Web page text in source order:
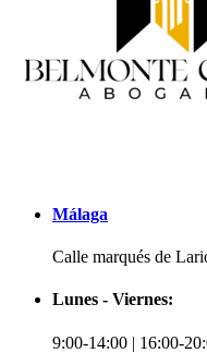
Málaga
Calle marqués de
Lunes - Viernes:
9:00-14:00 | 16:00-